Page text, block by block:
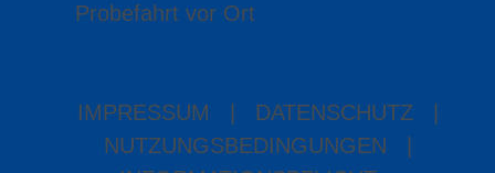
Probefahrt vor Ort
IMPRESSUM DATENSCHUTZ
NUTZUNGSBEDINGUNGEN